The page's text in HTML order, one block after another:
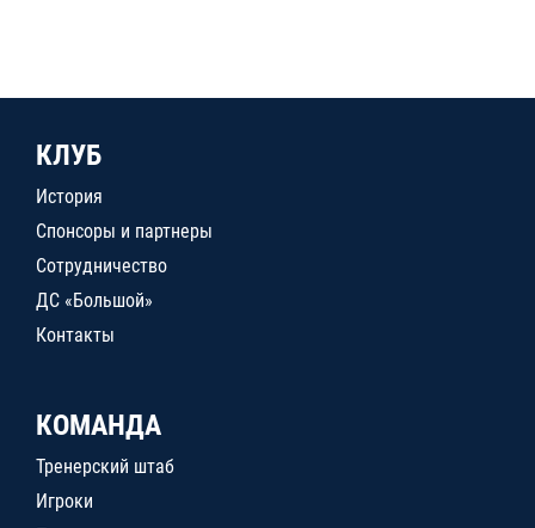
КЛУБ
История
Спонсоры и партнеры
Сотрудничество
ДС «Большой»
Контакты
КОМАНДА
Тренерский штаб
Игроки